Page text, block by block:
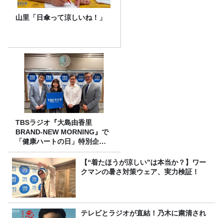
山里「日傘って涼しいね！」
TBSラジオ『大島由香里
BRAND-NEW MORNING』で
「健康ハートの日」特別企画
を8/10（月）に放送
【“着たほうが涼しい”は本当か？】ワー
クマンの暑さ対策ウェア、実力検証！
テレビとラジオが直結！乃木に粛清され